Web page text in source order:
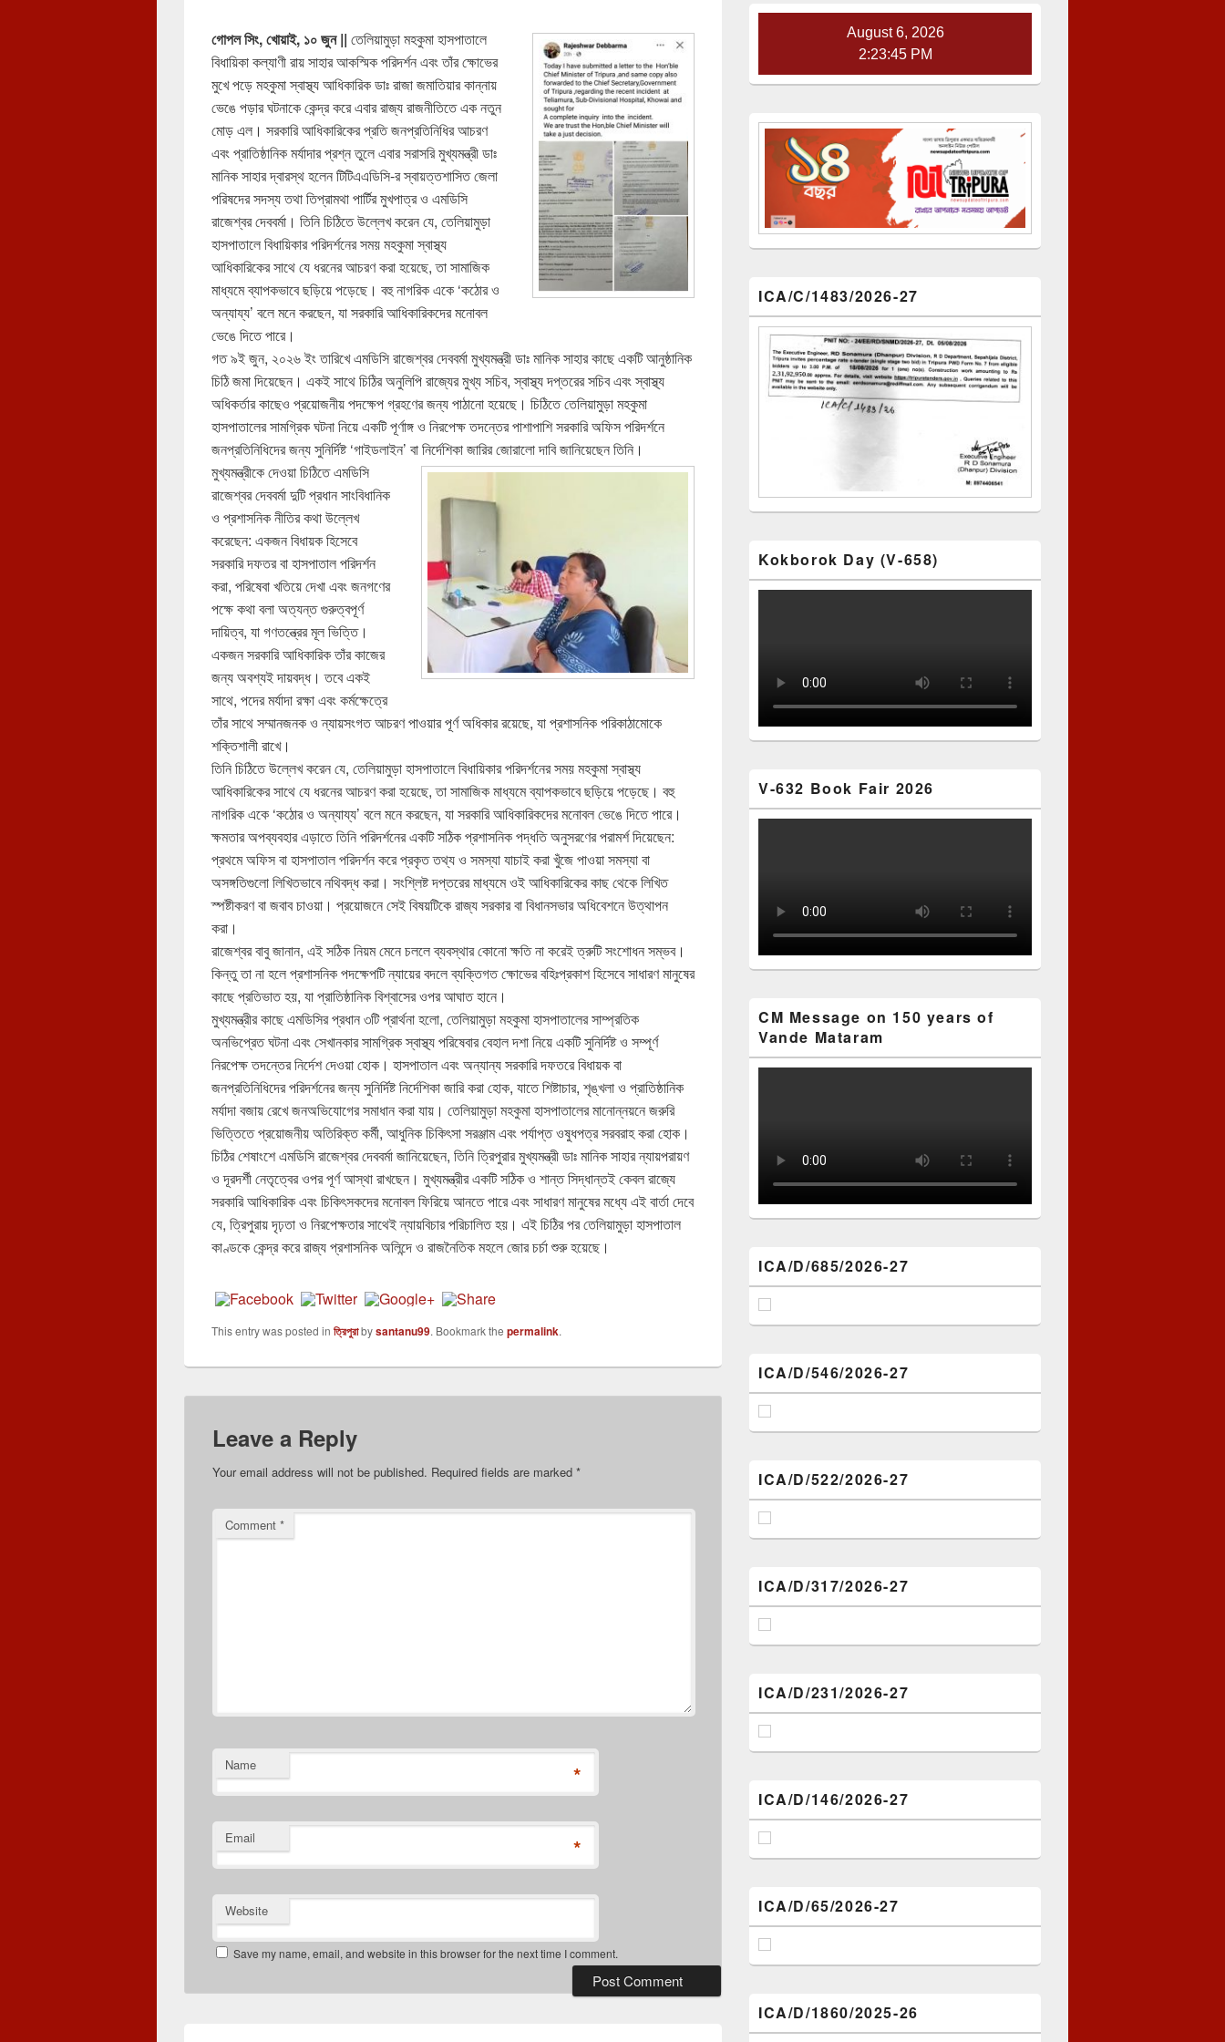
গোপল সিং, খোয়াই, ১০ জুন || তেলিয়ামুড়া মহকুমা হাসপাতালে
বিধায়িকা কল্যাণী রায় সাহার আকস্মিক পরিদর্শন এবং তাঁর ক্ষোভের
মুখে পড়ে মহকুমা স্বাস্থ্য আধিকারিক ডাঃ রাজা জমাতিয়ার কান্নায়
ভেঙে পড়ার ঘটনাকে কেন্দ্র করে এবার রাজ্য রাজনীতিতে এক নতুন
মোড় এল। সরকারি আধিকারিকের প্রতি জনপ্রতিনিধির আচরণ
এবং প্রাতিষ্ঠানিক মর্যাদার প্রশ্ন তুলে এবার সরাসরি মুখ্যমন্ত্রী ডাঃ
মানিক সাহার দ্বারস্থ হলেন টিটিএএডিসি-র স্বায়ত্তশাসিত জেলা
পরিষদের সদস্য তথা তিপ্রামথা পার্টির মুখপাত্র ও এমডিসি
রাজেশ্বর দেববর্মা। তিনি চিঠিতে উল্লেখ করেন যে, তেলিয়ামুড়া
হাসপাতালে বিধায়িকার পরিদর্শনের সময় মহকুমা স্বাস্থ্য
আধিকারিকের সাথে যে ধরনের আচরণ করা হয়েছে, তা সামাজিক
মাধ্যমে ব্যাপকভাবে ছড়িয়ে পড়েছে। বহু নাগরিক একে ‘কঠোর ও
অন্যায্য’ বলে মনে করছেন, যা সরকারি আধিকারিকদের মনোবল
ভেঙে দিতে পারে।
গত ৯ই জুন, ২০২৬ ইং তারিখে এমডিসি রাজেশ্বর দেববর্মা মুখ্যমন্ত্রী ডাঃ মানিক সাহার কাছে একটি আনুষ্ঠানিক
চিঠি জমা দিয়েছেন। একই সাথে চিঠির অনুলিপি রাজ্যের মুখ্য সচিব, স্বাস্থ্য দপ্তরের সচিব এবং স্বাস্থ্য
অধিকর্তার কাছেও প্রয়োজনীয় পদক্ষেপ গ্রহণের জন্য পাঠানো হয়েছে। চিঠিতে তেলিয়ামুড়া মহকুমা
হাসপাতালের সামগ্রিক ঘটনা নিয়ে একটি পূর্ণাঙ্গ ও নিরপেক্ষ তদন্তের পাশাপাশি সরকারি অফিস পরিদর্শনে
জনপ্রতিনিধিদের জন্য সুনির্দিষ্ট ‘গাইডলাইন’ বা নির্দেশিকা জারির জোরালো দাবি জানিয়েছেন তিনি।
মুখ্যমন্ত্রীকে দেওয়া চিঠিতে এমডিসি
রাজেশ্বর দেববর্মা দুটি প্রধান সাংবিধানিক
ও প্রশাসনিক নীতির কথা উল্লেখ
করেছেন: একজন বিধায়ক হিসেবে
সরকারি দফতর বা হাসপাতাল পরিদর্শন
করা, পরিষেবা খতিয়ে দেখা এবং জনগণের
পক্ষে কথা বলা অত্যন্ত গুরুত্বপূর্ণ
দায়িত্ব, যা গণতন্ত্রের মূল ভিত্তি।
একজন সরকারি আধিকারিক তাঁর কাজের
জন্য অবশ্যই দায়বদ্ধ। তবে একই
সাথে, পদের মর্যাদা রক্ষা এবং কর্মক্ষেত্রে
তাঁর সাথে সম্মানজনক ও ন্যায়সংগত আচরণ পাওয়ার পূর্ণ অধিকার রয়েছে, যা প্রশাসনিক পরিকাঠামোকে
শক্তিশালী রাখে।
তিনি চিঠিতে উল্লেখ করেন যে, তেলিয়ামুড়া হাসপাতালে বিধায়িকার পরিদর্শনের সময় মহকুমা স্বাস্থ্য
আধিকারিকের সাথে যে ধরনের আচরণ করা হয়েছে, তা সামাজিক মাধ্যমে ব্যাপকভাবে ছড়িয়ে পড়েছে। বহু
নাগরিক একে ‘কঠোর ও অন্যায্য’ বলে মনে করছেন, যা সরকারি আধিকারিকদের মনোবল ভেঙে দিতে পারে।
ক্ষমতার অপব্যবহার এড়াতে তিনি পরিদর্শনের একটি সঠিক প্রশাসনিক পদ্ধতি অনুসরণের পরামর্শ দিয়েছেন:
প্রথমে অফিস বা হাসপাতাল পরিদর্শন করে প্রকৃত তথ্য ও সমস্যা যাচাই করা খুঁজে পাওয়া সমস্যা বা
অসঙ্গতিগুলো লিখিতভাবে নথিবদ্ধ করা। সংশ্লিষ্ট দপ্তরের মাধ্যমে ওই আধিকারিকের কাছ থেকে লিখিত
স্পষ্টীকরণ বা জবাব চাওয়া। প্রয়োজনে সেই বিষয়টিকে রাজ্য সরকার বা বিধানসভার অধিবেশনে উত্থাপন
করা।
রাজেশ্বর বাবু জানান, এই সঠিক নিয়ম মেনে চললে ব্যবস্থার কোনো ক্ষতি না করেই ত্রুটি সংশোধন সম্ভব।
কিন্তু তা না হলে প্রশাসনিক পদক্ষেপটি ন্যায়ের বদলে ব্যক্তিগত ক্ষোভের বহিঃপ্রকাশ হিসেবে সাধারণ মানুষের
কাছে প্রতিভাত হয়, যা প্রাতিষ্ঠানিক বিশ্বাসের ওপর আঘাত হানে।
মুখ্যমন্ত্রীর কাছে এমডিসির প্রধান ৩টি প্রার্থনা হলো, তেলিয়ামুড়া মহকুমা হাসপাতালের সাম্প্রতিক
অনভিপ্রেত ঘটনা এবং সেখানকার সামগ্রিক স্বাস্থ্য পরিষেবার বেহাল দশা নিয়ে একটি সুনির্দিষ্ট ও সম্পূর্ণ
নিরপেক্ষ তদন্তের নির্দেশ দেওয়া হোক। হাসপাতাল এবং অন্যান্য সরকারি দফতরে বিধায়ক বা
জনপ্রতিনিধিদের পরিদর্শনের জন্য সুনির্দিষ্ট নির্দেশিকা জারি করা হোক, যাতে শিষ্টাচার, শৃঙ্খলা ও প্রাতিষ্ঠানিক
মর্যাদা বজায় রেখে জনঅভিযোগের সমাধান করা যায়। তেলিয়ামুড়া মহকুমা হাসপাতালের মানোন্নয়নে জরুরি
ভিত্তিতে প্রয়োজনীয় অতিরিক্ত কর্মী, আধুনিক চিকিৎসা সরঞ্জাম এবং পর্যাপ্ত ওষুধপত্র সরবরাহ করা হোক।
চিঠির শেষাংশে এমডিসি রাজেশ্বর দেববর্মা জানিয়েছেন, তিনি ত্রিপুরার মুখ্যমন্ত্রী ডাঃ মানিক সাহার ন্যায়পরায়ণ
ও দূরদর্শী নেতৃত্বের ওপর পূর্ণ আস্থা রাখছেন। মুখ্যমন্ত্রীর একটি সঠিক ও শান্ত সিদ্ধান্তই কেবল রাজ্যে
সরকারি আধিকারিক এবং চিকিৎসকদের মনোবল ফিরিয়ে আনতে পারে এবং সাধারণ মানুষের মধ্যে এই বার্তা দেবে
যে, ত্রিপুরায় দৃঢ়তা ও নিরপেক্ষতার সাথেই ন্যায়বিচার পরিচালিত হয়। এই চিঠির পর তেলিয়ামুড়া হাসপাতাল
কাণ্ডকে কেন্দ্র করে রাজ্য প্রশাসনিক অলিন্দে ও রাজনৈতিক মহলে জোর চর্চা শুরু হয়েছে।
This entry was posted in ত্রিপুরাbysantanu99. Bookmark the permalink.
Leave a Reply
Your email address will not be published. Required fields are marked *
Comment *
Name *
Email *
Website
Save my name, email, and website in this browser for the next time I comment.
August 6, 2026
2:23:46 PM
ICA/C/1483/2026-27
Kokborok Day (V-658)
V-632 Book Fair 2026
CM Message on 150 years of
Vande Mataram
ICA/D/685/2026-27
ICA/D/546/2026-27
ICA/D/522/2026-27
ICA/D/317/2026-27
ICA/D/231/2026-27
ICA/D/146/2026-27
ICA/D/65/2026-27
ICA/D/1860/2025-26